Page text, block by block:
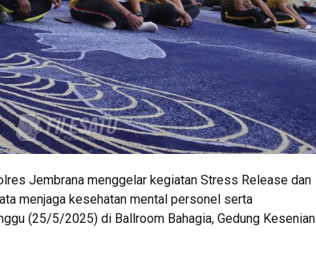
Jembrana menggelar kegiatan Stress Release dan
menjaga kesehatan mental personel serta
(25/5/2025) di Ballroom Bahagia, Gedung Kesenian